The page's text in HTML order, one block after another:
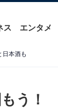
ス エンタメ
日本酒も
う！